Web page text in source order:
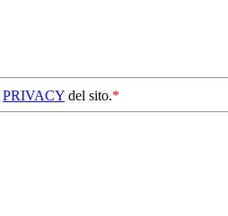
PRIVACY del sito.*